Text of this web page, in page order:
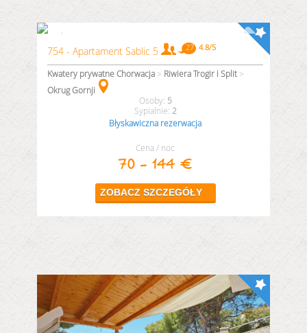
754 - Apartament Sablic 5
Kwatery prywatne Chorwacja > Riwiera Trogir i Split >
Okrug Gornji
5
2
Błyskawiczna rezerwacja
Cena / noc
70 - 144 €